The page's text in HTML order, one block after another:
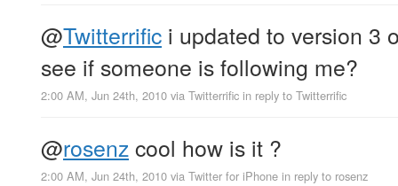
@Twitterrific i updated to version 3
see if someone is following me?
2:00 AM, Jun 24th, 2010 via Twitterrific in reply to Twitterrific
@rosenzcool how is it ?
2:00 AM, Jun 24th, 2010 via Twitter for iPhone in reply to rosenz